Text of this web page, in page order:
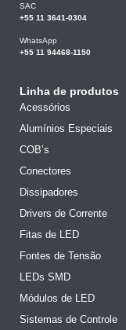
SAC
+55 11 3641-0304
WhatsApp
+55 11 94468-1150
Linha de produtos
Acessórios
Alumínios Especiais
COB’s
Conectores
Dissipadores
Drivers de Corrente
Fitas de LED
Fontes de Tensão
LEDs SMD
Módulos de LED
Sistemas de Controle